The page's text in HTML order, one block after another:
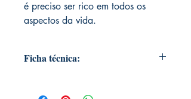
é preciso ser rico em todos os
aspectos da vida.
Ficha técnica:
janeiro 2020)